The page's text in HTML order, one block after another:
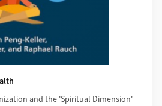
and the 'Spiritual Dimension'